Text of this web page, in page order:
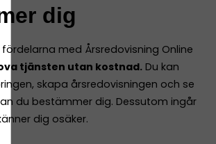
dig
med Årsredovisning Online
tjänsten utan kostnad. Du kan
skapa årsredovisningen och se
du bestämmer dig. Dessutom ingår
dig osäker.